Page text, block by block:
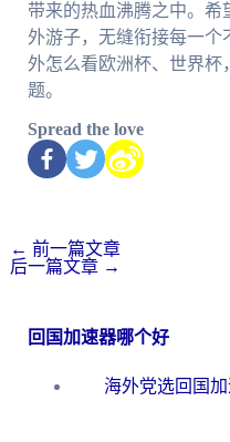
带来的热血沸腾之中。希
外游子，无缝衔接每一个
外怎么看欧洲杯、世界杯
题。
Spread the love
← 前一篇文章
后一篇文章 →
回国加速器哪个好